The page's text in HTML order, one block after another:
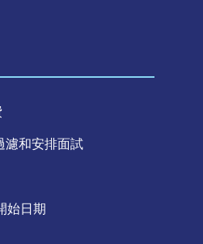
濾和安排面試
始日期